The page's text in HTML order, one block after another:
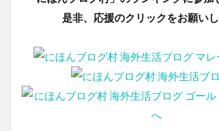
是非、応援のクリックをお願いし